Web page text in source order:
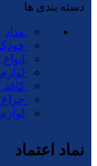
دسته بندی ها
مداد
کاغذ
نماد اعتماد